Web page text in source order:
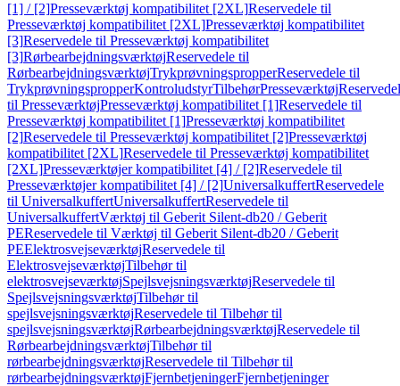
[1] / [2]Presseværktøj kompatibilitet [2XL]Reservedele til
Presseværktøj kompatibilitet [2XL]Presseværktøj kompatibilitet
[3]Reservedele til Presseværktøj kompatibilitet
[3]RørbearbejdningsværktøjReservedele til
RørbearbejdningsværktøjTrykprøvningspropperReservedele til
TrykprøvningspropperKontroludstyrTilbehørPresseværktøj
til PresseværktøjPresseværktøj kompatibilitet [1]Reservedele til
Presseværktøj kompatibilitet [1]Presseværktøj kompatibilitet
[2]Reservedele til Presseværktøj kompatibilitet [2]Presseværktøj
kompatibilitet [2XL]Reservedele til Presseværktøj kompatibilitet
[2XL]Presseværktøjer kompatibilitet [4] / [2]Reservedele til
Presseværktøjer kompatibilitet [4] / [2]UniversalkuffertReservedele
til UniversalkuffertUniversalkuffertReservedele til
UniversalkuffertVærktøj til Geberit Silent-db20 / Geberit
PEReservedele til Værktøj til Geberit Silent-db20 / Geberit
PEElektrosvejseværktøjReservedele til
ElektrosvejseværktøjTilbehør til
elektrosvejseværktøjSpejlsvejsningsværktøjReservedele til
SpejlsvejsningsværktøjTilbehør til
spejlsvejsningsværktøjReservedele til Tilbehør til
spejlsvejsningsværktøjRørbearbejdningsværktøjReservedele til
RørbearbejdningsværktøjTilbehør til
rørbearbejdningsværktøjReservedele til Tilbehør til
rørbearbejdningsværktøjFjernbetjeningerFjernbetjeninger